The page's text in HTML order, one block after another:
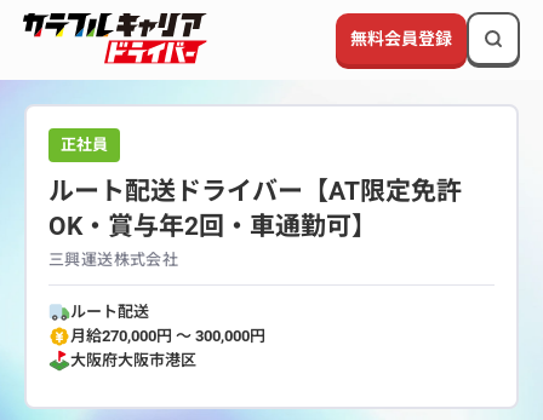
無料会員登録
正社員
ルート配送ドライバー【AT限定免許
OK・賞与年2回・車通勤可】
三興運送株式会社
ルート配送
月給270,000円 〜 300,000円
大阪府大阪市港区